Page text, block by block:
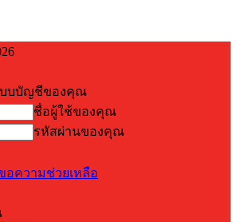
บบบัญชีของคุณ
ชื่อผู้ใช้ของคุณ
รหัสผ่านของคุณ
อความช่วยเหลือ